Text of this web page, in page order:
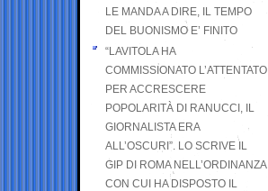
LE MANDA A DIRE, IL TEMPO
DEL BUONISMO E’ FINITO
“LAVITOLA HA
COMMISSIONATO L’ATTENTATO
PER ACCRESCERE
POPOLARITÀ DI RANUCCI, IL
GIORNALISTA ERA
ALL’OSCURI”. LO SCRIVE IL
GIP DI ROMA NELL’ORDINANZA
CON CUI HA DISPOSTO IL